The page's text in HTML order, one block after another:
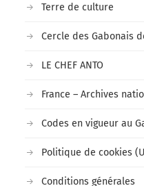
Terre de culture
Cercle des Gabonais
LE CHEF ANTO
France – Archives
Codes en vigueur au
Politique de cookies
Conditions générales